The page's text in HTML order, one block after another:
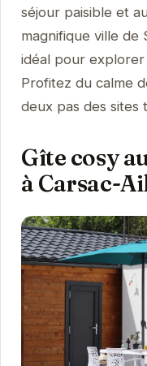
séjour paisible et
magnifique ville de
idéal pour explorer
Profitez du calme
deux pas des sites
Gîte cosy
à Carsac-